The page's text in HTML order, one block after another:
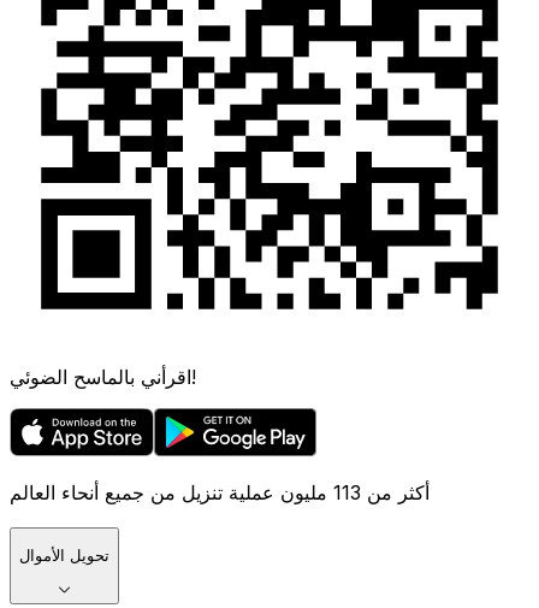
اقرأني بالماسح الضوئي!
أكثر من 113 مليون عملية تنزيل من جميع أنحاء العالم
تحويل الأموال